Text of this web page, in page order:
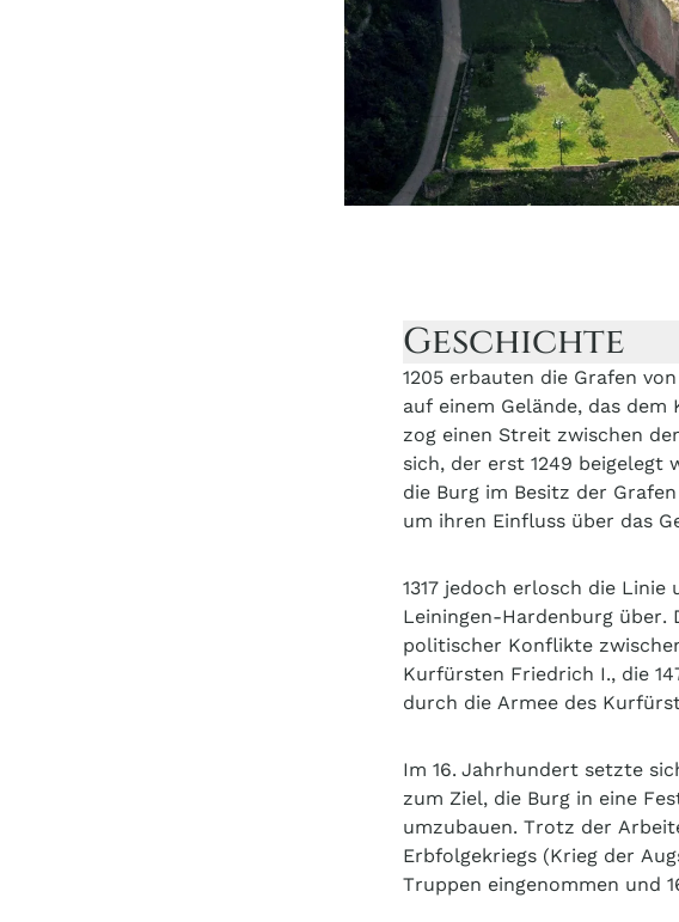
Geschichte
1205 erbauten die Grafen
auf einem Gelände, das
zog einen Streit zwischen
sich, der erst 1249 beigelegt
die Burg im Besitz der
um ihren Einfluss über das
1317 jedoch erlosch die
Leiningen-Hardenburg über.
politischer Konflikte
Kurfürsten Friedrich I., die
durch die Armee des
Im 16. Jahrhundert setzte
zum Ziel, die Burg in eine
umzubauen. Trotz der
Erbfolgekriegs (Krieg der
Truppen eingenommen und